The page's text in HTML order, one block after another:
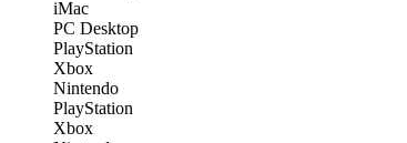
iMac
PC Desktop
PlayStation
Xbox
Nintendo
PlayStation
Xbox